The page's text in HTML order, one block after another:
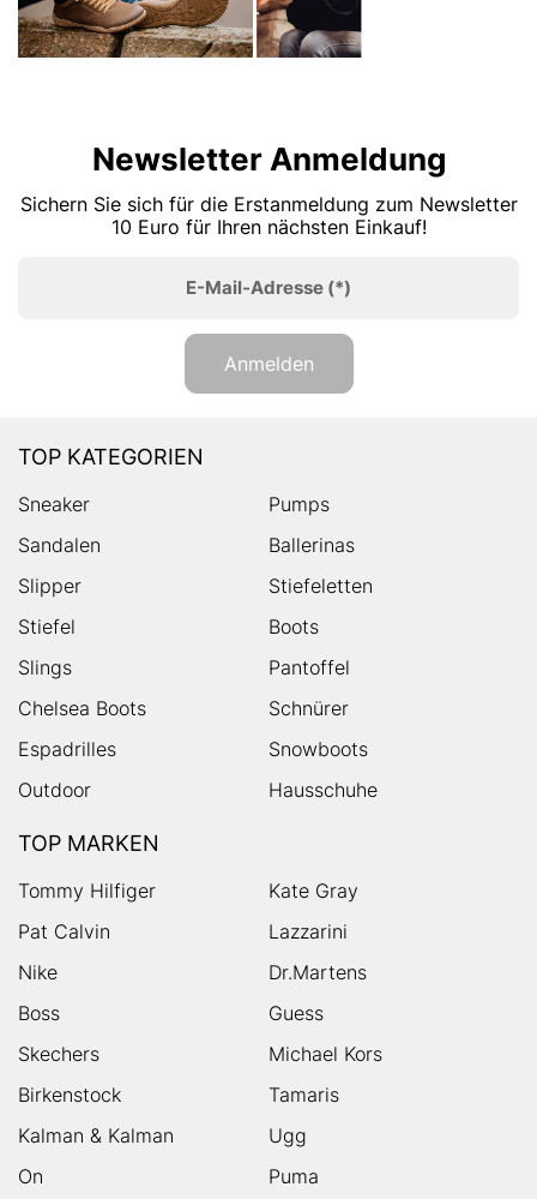
Newsletter Anmeldung
Sichern Sie sich für die Erstanmeldung zum Newsletter
10 Euro für Ihren nächsten Einkauf!
E-Mail-Adresse (*)
Anmelden
TOP KATEGORIEN
Sneaker
Pumps
Sandalen
Ballerinas
Slipper
Stiefeletten
Stiefel
Boots
Slings
Pantoffel
Chelsea Boots
Schnürer
Espadrilles
Snowboots
Outdoor
Hausschuhe
TOP MARKEN
Tommy Hilfiger
Kate Gray
Pat Calvin
Lazzarini
Nike
Dr.Martens
Boss
Guess
Skechers
Michael Kors
Birkenstock
Tamaris
Kalman & Kalman
Ugg
On
Puma